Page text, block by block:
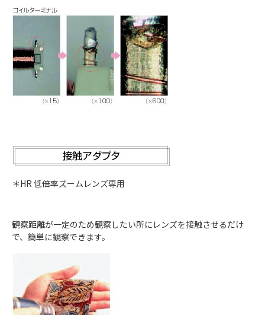
＊HR 低倍率ズームレンズ専用
観察距離が一定のため観察したい所にレンズを接触させるだけ
で、簡単に観察できます。